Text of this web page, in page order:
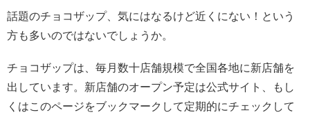
話題のチョコザップ、気にはなるけど近くにない！という
方も多いのではないでしょうか。
チョコザップは、毎月数十店舗規模で全国各地に新店舗を
出しています。新店舗のオープン予定は公式サイト、もし
くはこのページをブックマークして定期的にチェックして